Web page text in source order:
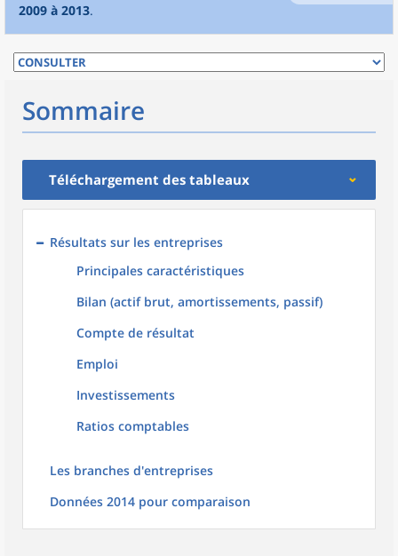
2009 à 2013.
Sommaire
Téléchargement des tableaux
Résultats sur les entreprises
Principales caractéristiques
Bilan (actif brut, amortissements, passif)
Compte de résultat
Emploi
Investissements
Ratios comptables
Les branches d'entreprises
Données 2014 pour comparaison